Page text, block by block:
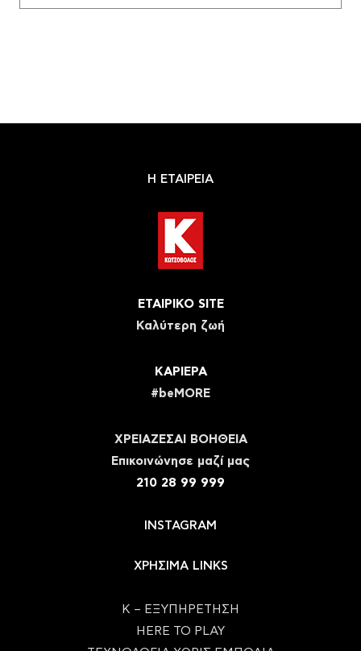
Η ΕΤΑΙΡΕΙΑ
ΕΤΑΙΡΙΚΟ SITE
Καλύτερη ζωή
ΚΑΡΙΕΡΑ
#beMORE
ΧΡΕΙΑΖΕΣΑΙ ΒΟΗΘΕΙΑ
Eπικοινώνησε μαζί μας
210 28 99 999
INSTAGRAM
ΧΡΗΣΙΜΑ LINKS
Κ – ΕΞΥΠΗΡΕΤΗΣΗ
HERE TO PLAY